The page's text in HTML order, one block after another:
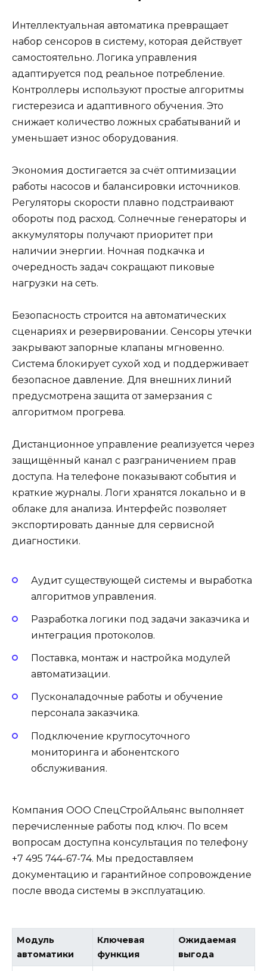
Интеллектуальная автоматика превращает
набор сенсоров в систему, которая действует
самостоятельно. Логика управления
адаптируется под реальное потребление.
Контроллеры используют простые алгоритмы
гистерезиса и адаптивного обучения. Это
снижает количество ложных срабатываний и
уменьшает износ оборудования.
Экономия достигается за счёт оптимизации
работы насосов и балансировки источников.
Регуляторы скорости плавно подстраивают
обороты под расход. Солнечные генераторы и
аккумуляторы получают приоритет при
наличии энергии. Ночная подкачка и
очередность задач сокращают пиковые
нагрузки на сеть.
Безопасность строится на автоматических
сценариях и резервировании. Сенсоры утечки
закрывают запорные клапаны мгновенно.
Система блокирует сухой ход и поддерживает
безопасное давление. Для внешних линий
предусмотрена защита от замерзания с
алгоритмом прогрева.
Дистанционное управление реализуется через
защищённый канал с разграничением прав
доступа. На телефоне показывают события и
краткие журналы. Логи хранятся локально и в
облаке для анализа. Интерфейс позволяет
экспортировать данные для сервисной
диагностики.
Аудит существующей системы и выработка
алгоритмов управления.
Разработка логики под задачи заказчика и
интеграция протоколов.
Поставка, монтаж и настройка модулей
автоматизации.
Пусконаладочные работы и обучение
персонала заказчика.
Подключение круглосуточного
мониторинга и абонентского
обслуживания.
Компания ООО СпецСтройАльянс выполняет
перечисленные работы под ключ. По всем
вопросам доступна консультация по телефону
+7 495 744-67-74. Мы предоставляем
документацию и гарантийное сопровождение
после ввода системы в эксплуатацию.
Модуль
автоматики
Ключевая
функция
Ожидаемая
выгода